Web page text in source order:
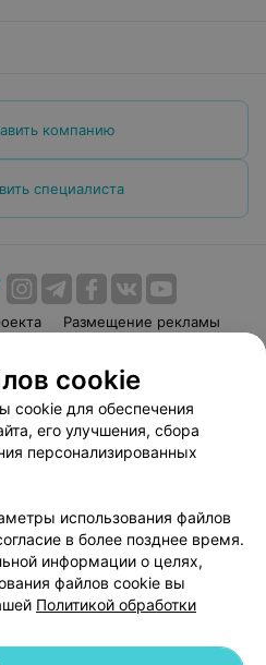
компанию
специалиста
Размещение рекламы
Способы оплаты
Партнеры
103.by
данных
cookie
cookie для обеспечения
его улучшения, сбора
персонализированных
использования файлов
в более позднее время.
информации о целях,
файлов cookie вы
Политикой обработки